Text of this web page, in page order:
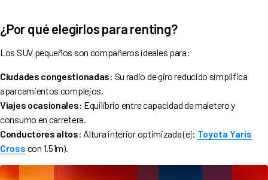
¿Por qué elegirlos para renting?
Los SUV pequeños son compañeros ideales para:
Ciudades congestionadas: Su radio de giro reducido simplifica
aparcamientos complejos.
Viajes ocasionales: Equilibrio entre capacidad de maletero y
consumo en carretera.
Conductores altos: Altura interior optimizada (ej: Toyota Yaris
Cross con 1.51m).